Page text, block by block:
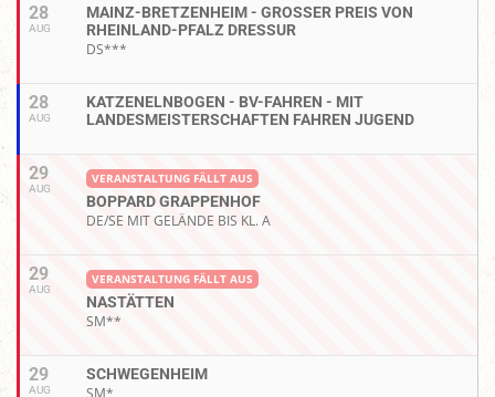
28
AUG
MAINZ-BRETZENHEIM - GROSSER PREIS VON R
HEINLAND-PFALZ DRESSUR
DS***
28
AUG
KATZENELNBOGEN - BV-FAHREN - MIT
LANDESMEISTERSCHAFTEN FAHREN JUGEND
29
AUG
VERANSTALTUNG FÄLLT AUS
BOPPARD GRAPPENHOF
DE/SE MIT GELÄNDE BIS KL. A
29
AUG
VERANSTALTUNG FÄLLT AUS
NASTÄTTEN
SM**
29
AUG
SCHWEGENHEIM
SM*